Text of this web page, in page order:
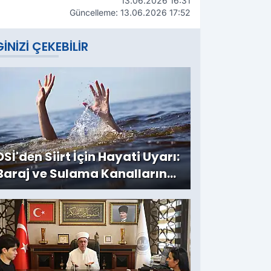
Güncelleme: 13.06.2026 17:52
ÇEKEBILIR
Siirt İçin Hayati Uyarı:
ve Sulama Kanallarına